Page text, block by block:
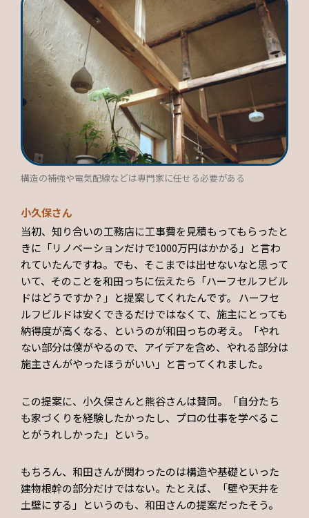
構造の補強や電気配線などは専門家に任せる必要がある
小久保さん
当初、知り合いの工務店に工事費を見積もってもらったと
きに「リノベーションだけで1000万円はかかる」と言わ
れていたんですね。でも、そこまでは出せないなと思って
いて、そのことを和田っちに伝えたら「ハーフセルフビル
ドはどうですか？」と提案してくれたんです。 ハーフセ
ルフビルドは安くできるだけではなくて、施主にとっても
納得度が高くなる、というのが和田っちの考え。「やれ
ない部分は僕がやるので、アイデアを含め、やれる部分は
施主さんがやったほうがいい」と言ってくれました。
この提案に、小久保さんと熊谷さんは賛同。「自分たち
も家づくりを経験したかったし、プロの仕事を学べるこ
とがうれしかった」という。
もちろん、和田さんが関わったのは構造や基礎といった
建物根幹の部分だけではない。たとえば、「壁や天井を
土壁にする」というのも、和田さんの提案だったそう。